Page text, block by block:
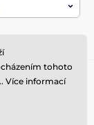
tohoto
Více informací